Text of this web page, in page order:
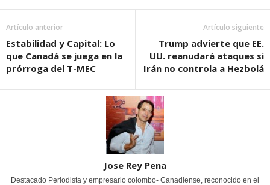
Artículo anterior
Estabilidad y Capital: Lo
que Canadá se juega en la
prórroga del T-MEC
Artículo siguiente
Trump advierte que EE.
UU. reanudará ataques si
Irán no controla a Hezbolá
Jose Rey Pena
Destacado Periodista y empresario colombo- Canadiense, reconocido en el